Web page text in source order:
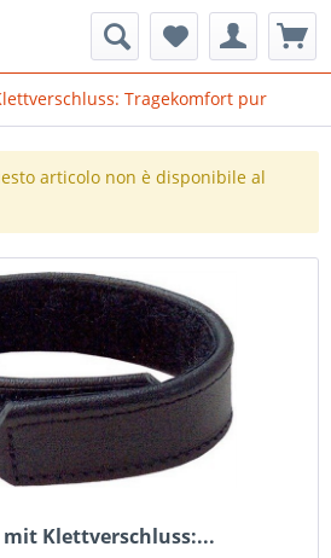
Tragekomfort pur
articolo non è disponibile al
Klettverschluss:...